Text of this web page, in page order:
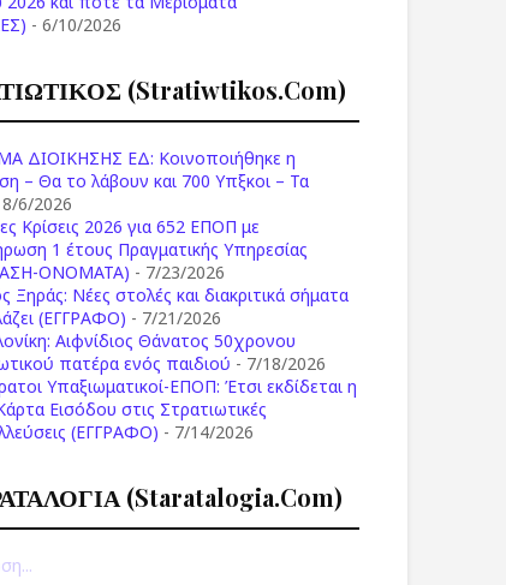
- 6/10/2026
(stratiwtikos.com)
ΔΙΟΙΚΗΣΗΣ ΕΔ: Κοινοποιήθηκε η
– Θα το λάβουν και 700 Υπξκοι – Τα
6/2026
Κρίσεις 2026 για 652 ΕΠΟΠ με
1 έτους Πραγματικής Υπηρεσίας
ONOMATA) - 7/23/2026
Ξηράς: Νέες στολές και διακριτικά σήματα
(ΕΓΓΡΑΦΟ) - 7/21/2026
Αιφνίδιος Θάνατος 50χρονου
πατέρα ενός παιδιού - 7/18/2026
Υπαξιωματικοί-ΕΠΟΠ: Έτσι εκδίδεται η
Εισόδου στις Στρατιωτικές
(ΕΓΓΡΑΦΟ) - 7/14/2026
(staratalogia.com)